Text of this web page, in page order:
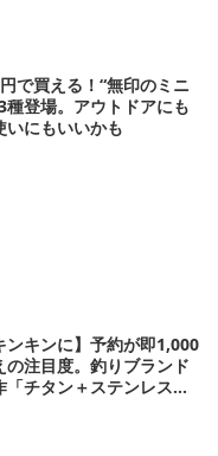
で買える！“無印のミニ
種登場。アウトドアにも
いにもいいかも
ンキンに】予約が即1,000
の注目度。釣りブランド
「チタン＋ステンレスの